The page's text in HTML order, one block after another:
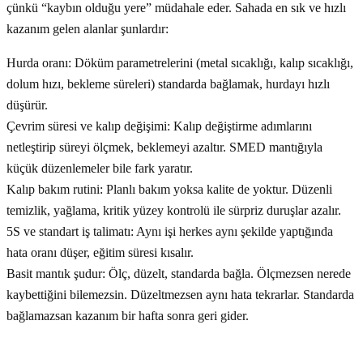
çünkü “kaybın olduğu yere” müdahale eder. Sahada en sık ve hızlı
kazanım gelen alanlar şunlardır:
Hurda oranı: Döküm parametrelerini (metal sıcaklığı, kalıp sıcaklığı,
dolum hızı, bekleme süreleri) standarda bağlamak, hurdayı hızlı
düşürür.
Çevrim süresi ve kalıp değişimi: Kalıp değiştirme adımlarını
netleştirip süreyi ölçmek, beklemeyi azaltır. SMED mantığıyla
küçük düzenlemeler bile fark yaratır.
Kalıp bakım rutini: Planlı bakım yoksa kalite de yoktur. Düzenli
temizlik, yağlama, kritik yüzey kontrolü ile sürpriz duruşlar azalır.
5S ve standart iş talimatı: Aynı işi herkes aynı şekilde yaptığında
hata oranı düşer, eğitim süresi kısalır.
Basit mantık şudur: Ölç, düzelt, standarda bağla. Ölçmezsen nerede
kaybettiğini bilemezsin. Düzeltmezsen aynı hata tekrarlar. Standarda
bağlamazsan kazanım bir hafta sonra geri gider.